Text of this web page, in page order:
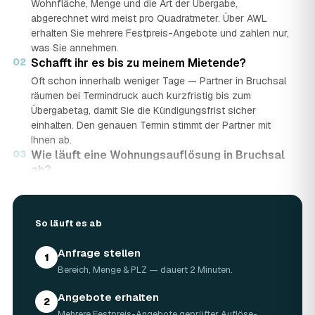
Wohnfläche, Menge und die Art der Übergabe,
abgerechnet wird meist pro Quadratmeter. Über AWL
erhalten Sie mehrere Festpreis-Angebote und zahlen nur,
was Sie annehmen.
02 Schafft ihr es bis zu meinem Mietende?
Oft schon innerhalb weniger Tage — Partner in Bruchsal
räumen bei Termindruck auch kurzfristig bis zum
Übergabetag, damit Sie die Kündigungsfrist sicher
einhalten. Den genauen Termin stimmt der Partner mit
Ihnen ab.
03 Wie läuft eine Wohnungsauflösung in Bruchsal
ab?
Auflöse-Partner aus Bruchsal senden mehrere Festpreis-
und wählen das beste Angebot. Am vereinbarten Tag wird
die Wohnung geräumt, fachgerecht entsorgt und auf
Wunsch besenrein übergeben.
Wie lange dauert eine Wohnungsauflösung?
Die meisten Wohnungen in Bruchsal sind an einem
So läuft es ab
1 Anfrage stellen
Bereich, Menge & PLZ — dauert 2 Minuten.
2 Angebote erhalten